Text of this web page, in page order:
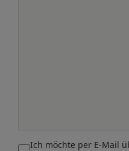
Ich möchte per E-Mail